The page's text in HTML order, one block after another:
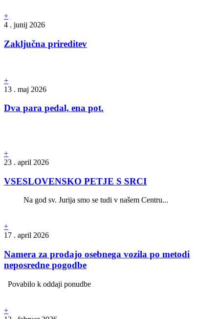
+
4 . junij 2026
Zaključna prireditev
+
13 . maj 2026
Dva para pedal, ena pot.
+
23 . april 2026
VSESLOVENSKO PETJE S SRCI
Na god sv. Jurija smo se tudi v našem Centru...
+
17 . april 2026
Namera za prodajo osebnega vozila po metodi
neposredne pogodbe
Povabilo k oddaji ponudbe
+